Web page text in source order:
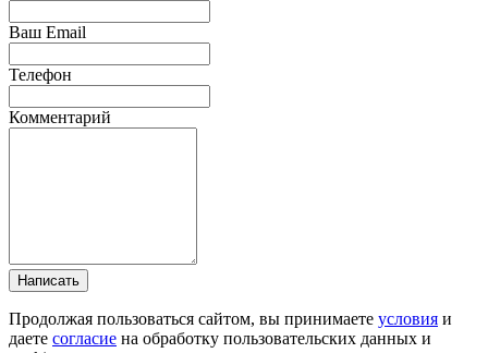
Ваш Email
Телефон
Комментарий
Написать
Продолжая пользоваться сайтом, вы принимаете условия и
даете согласие на обработку пользовательских данных и